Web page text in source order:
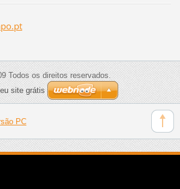
t
Todos os direitos reservados.
site grátis
PC